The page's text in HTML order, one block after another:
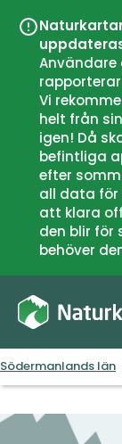
Användare
Vi
helt från
igen! Då
befintliga
efter
all data för
att klara
den blir för
behöver
Södermanlands län